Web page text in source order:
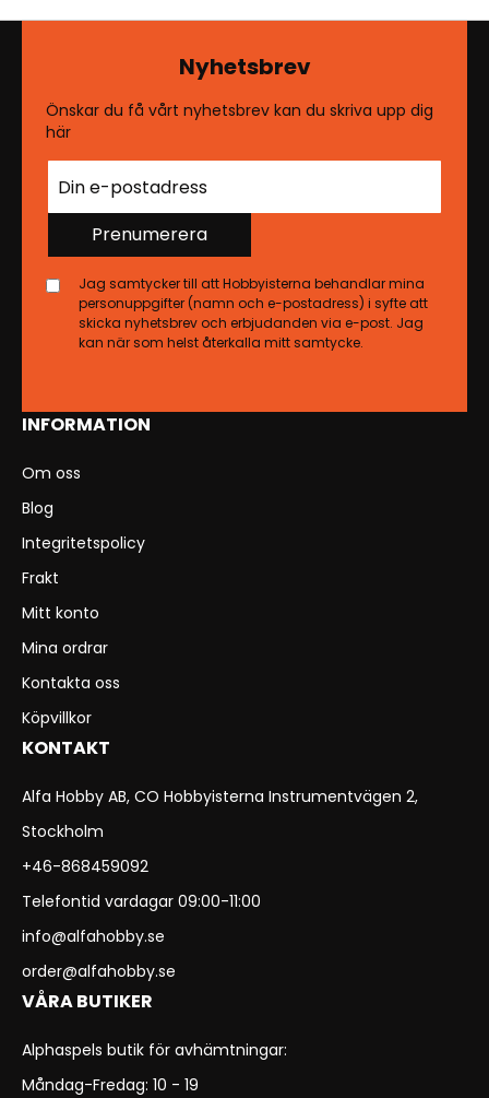
INFORMATION
Om oss
Blog
Integritetspolicy
Frakt
Mitt konto
Mina ordrar
Kontakta oss
Köpvillkor
KONTAKT
Alfa Hobby AB, CO Hobbyisterna Instrumentvägen 2,
Stockholm
+46-868459092
Telefontid vardagar 09:00-11:00
info@alfahobby.se
order@alfahobby.se
VÅRA BUTIKER
Alphaspels butik för avhämtningar:
Måndag-Fredag: 10 - 19
Nyhetsbrev
Önskar du få vårt nyhetsbrev kan du skriva upp dig
här
Prenumerera
Jag samtycker till att Hobbyisterna behandlar mina
personuppgifter (namn och e-postadress) i syfte att
skicka nyhetsbrev och erbjudanden via e-post. Jag
kan när som helst återkalla mitt samtycke.